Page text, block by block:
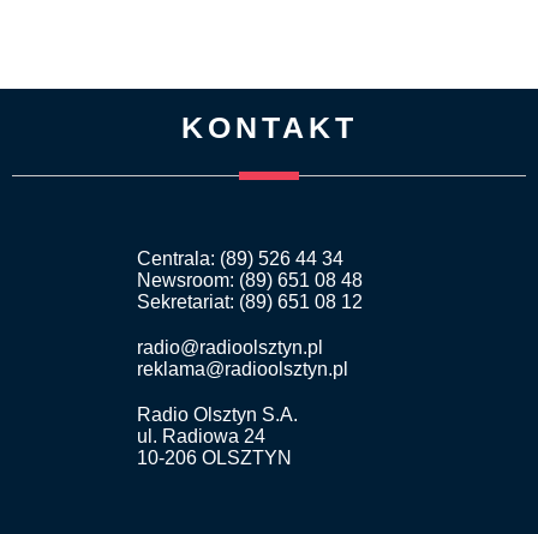
KONTAKT
Centrala: (89) 526 44 34
Newsroom: (89) 651 08 48
Sekretariat: (89) 651 08 12
radio@radioolsztyn.pl
reklama@radioolsztyn.pl
Radio Olsztyn S.A.
ul. Radiowa 24
10-206 OLSZTYN